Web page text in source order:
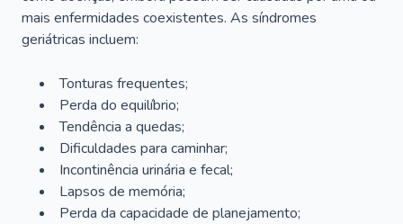
mais enfermidades coexistentes. As síndromes
geriátricas incluem:
Tonturas frequentes;
Perda do equilíbrio;
Tendência a quedas;
Dificuldades para caminhar;
Incontinência urinária e fecal;
Lapsos de memória;
Perda da capacidade de planejamento;